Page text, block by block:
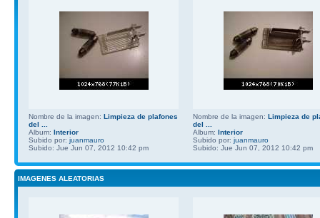
Nombre de la imagen: Limpieza de plafones
del ...
Album: Interior
Subido por: juanmauro
Subido: Jue Jun 07, 2012 10:42 pm
Nombre de la imagen: Limpieza de
del ...
Album: Interior
Subido por: juanmauro
Subido: Jue Jun 07, 2012 10:42 pm
IMAGENES ALEATORIAS